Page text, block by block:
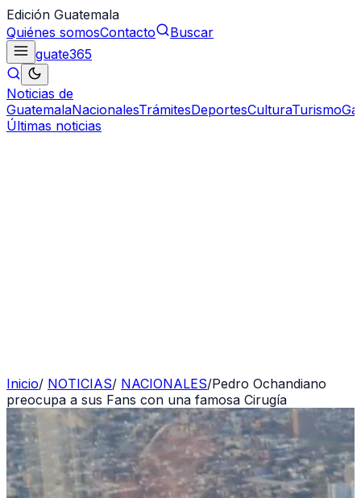
Edición Guatemala
Quiénes somosContacto
Buscar
guate365
Noticias de
GuatemalaNacionalesTrámitesDeportesCulturaTurismo
Últimas noticias
Inicio/ NOTICIAS/ NACIONALES/Pedro Ochandiano
preocupa a sus Fans con una famosa Cirugía